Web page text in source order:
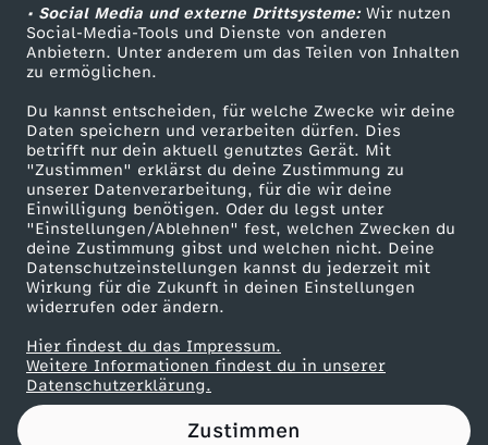
• Social Media und externe Drittsysteme:Wir nutzen
Social-Media-Tools und Dienste von anderen
Anbietern. Unter anderem um das Teilen von Inhalten
zu ermöglichen.
Du kannst entscheiden, für welche Zwecke wir deine
Daten speichern und verarbeiten dürfen. Dies
betrifft nur dein aktuell genutztes Gerät. Mit
"Zustimmen" erklärst du deine Zustimmung zu
unserer Datenverarbeitung, für die wir deine
Einwilligung benötigen. Oder du legst unter
"Einstellungen/Ablehnen" fest, welchen Zwecken du
deine Zustimmung gibst und welchen nicht. Deine
Datenschutzeinstellungen kannst du jederzeit mit
Wirkung für die Zukunft in deinen Einstellungen
widerrufen oder ändern.
Hier findest du das Impressum.
Weitere Informationen findest du in unserer
Datenschutzerklärung.
Zustimmen
m
m
s
t
e
U
r
l
ZDF Unternehmen
Karriere
ZDF goes Schule
Werbefernsehen
Mainzelmännchen
Partner